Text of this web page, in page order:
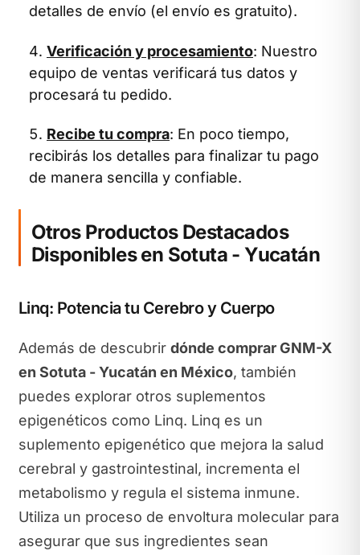
detalles de envío (el envío es gratuito).
Verificación y procesamiento: Nuestro
equipo de ventas verificará tus datos y
procesará tu pedido.
Recibe tu compra: En poco tiempo,
recibirás los detalles para finalizar tu pago
de manera sencilla y confiable.
Otros Productos Destacados
Disponibles en Sotuta - Yucatán
Linq: Potencia tu Cerebro y Cuerpo
Además de descubrir dónde comprar GNM-X
en Sotuta - Yucatán en México, también
puedes explorar otros suplementos
epigenéticos como Linq. Linq es un
suplemento epigenético que mejora la salud
cerebral y gastrointestinal, incrementa el
metabolismo y regula el sistema inmune.
Utiliza un proceso de envoltura molecular para
asegurar que sus ingredientes sean